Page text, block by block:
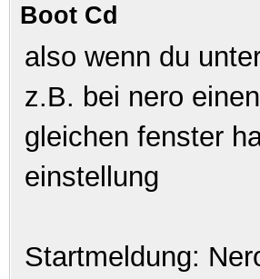
Boot Cd
also wenn du
z.B. bei nero
gleichen fenster
einstellung
Startmeldung: